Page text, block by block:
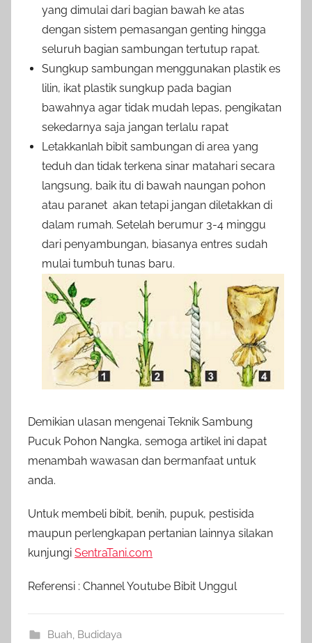
yang dimulai dari bagian bawah ke atas
dengan sistem pemasangan genting hingga
seluruh bagian sambungan tertutup rapat.
Sungkup sambungan menggunakan plastik es
lilin, ikat plastik sungkup pada bagian
bawahnya agar tidak mudah lepas, pengikatan
sekedarnya saja jangan terlalu rapat
Letakkanlah bibit sambungan di area yang
teduh dan tidak terkena sinar matahari secara
langsung, baik itu di bawah naungan pohon
atau paranet akan tetapi jangan diletakkan di
dalam rumah. Setelah berumur 3-4 minggu
dari penyambungan, biasanya entres sudah
mulai tumbuh tunas baru.
Demikian ulasan mengenai Teknik Sambung
Pucuk Pohon Nangka, semoga artikel ini dapat
menambah wawasan dan bermanfaat untuk
anda.
Untuk membeli bibit, benih, pupuk, pestisida
maupun perlengkapan pertanian lainnya silakan
kunjungi SentraTani.com
Referensi : Channel Youtube Bibit Unggul
Buah, Budidaya